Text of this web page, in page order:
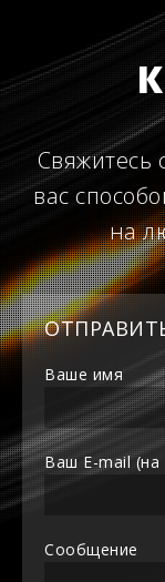
вас
на
Ваше имя
Ваш E-mail
Сообщение